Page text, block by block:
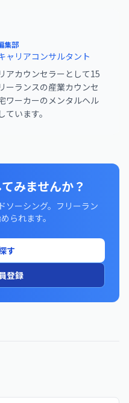
集部
ャリアコンサルタント
アカウンセラーとして15
ーランスの産業カウンセ
ワーカーのメンタルヘル
います。
みませんか？
ソーシング。フリーラン
られます。
す
登録